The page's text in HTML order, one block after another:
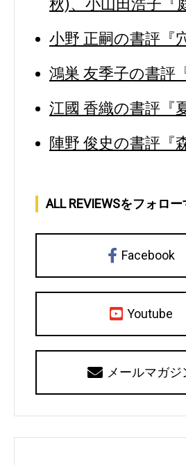
秋)、小山田浩子『
小野 正嗣の書評『
鴻巣 友季子の書評
江國 香織の書評『
陣野 俊史の書評『
ALL REVIEWSをフォロ
Facebook
Youtube
メールマガジ